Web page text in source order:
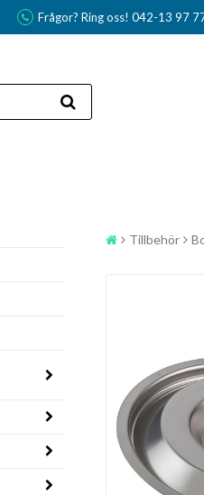
Frågor? Ring oss! 042-13 97
Tillbehör